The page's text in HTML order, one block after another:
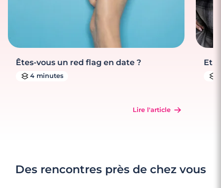
Êtes-vous un red flag en date ?
4 minutes
Lire l'article
Et
Des rencontres près de chez vous